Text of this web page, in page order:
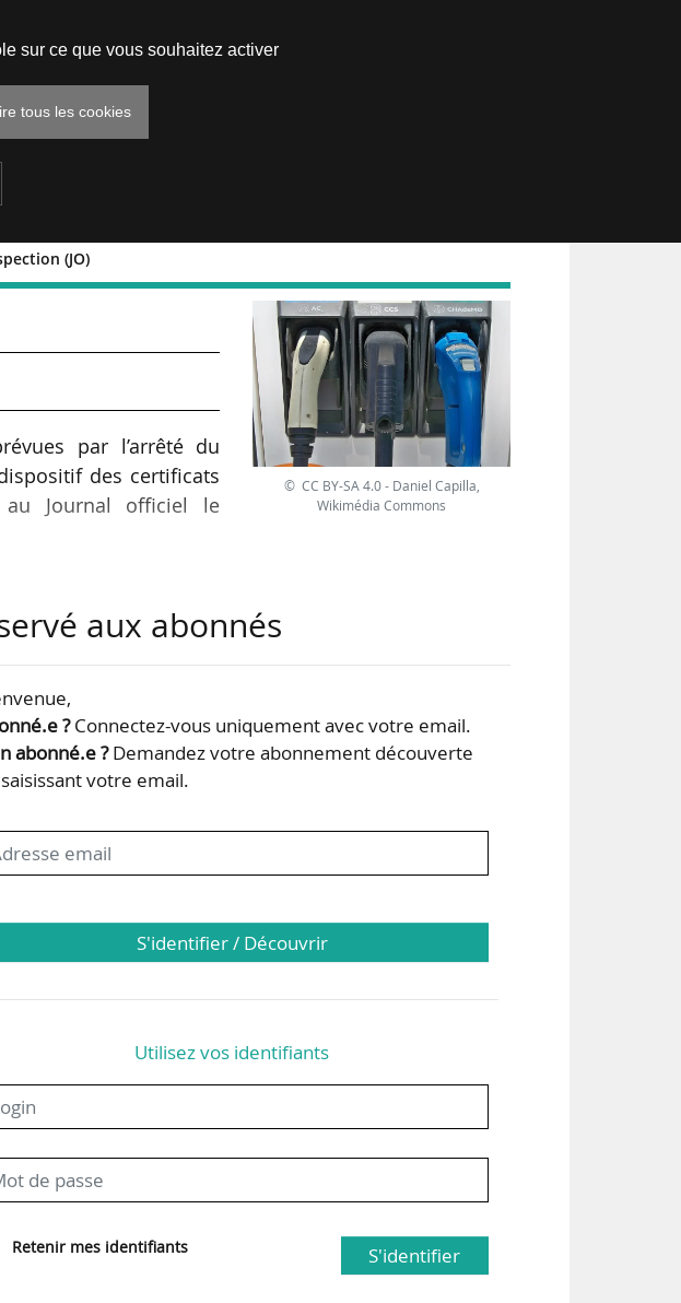
(JO)
des
par l’arrêté du
des certificats
au Journal officiel le
d’énergie et les
interdites dans le cas
et le demandeur des
© CC BY-SA 4.0 - Daniel Capilla,
Wikimédia Commons
aux abonnés
?Connectez-vous uniquement avec votre email.
abonné.e ?Demandez votre abonnement découverte
votre email.
S'identifier / Découvrir
Utilisez vos identifiants
Retenir mes identifiants S'identifier
sur ce que vous souhaitez activer
tous les cookies